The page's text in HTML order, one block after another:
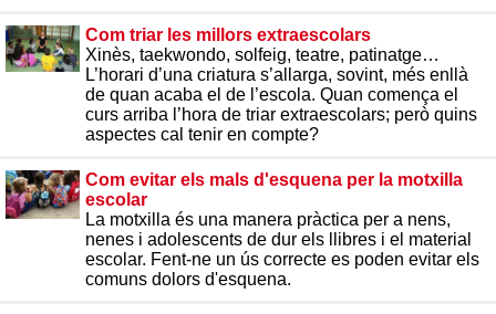
Com triar les millors extraescolars
Xinès, taekwondo, solfeig, teatre, patinatge…
L’horari d’una criatura s’allarga, sovint, més enllà
de quan acaba el de l’escola. Quan comença el
curs arriba l’hora de triar extraescolars; però quins
aspectes cal tenir en compte?
Com evitar els mals d'esquena per la motxilla
escolar
La motxilla és una manera pràctica per a nens,
nenes i adolescents de dur els llibres i el material
escolar. Fent-ne un ús correcte es poden evitar els
comuns dolors d'esquena.